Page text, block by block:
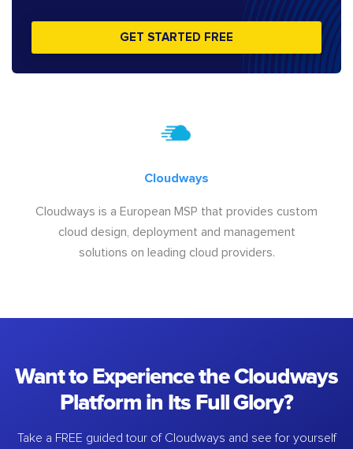
GET STARTED FREE
Cloudways
Cloudways is a European MSP that provides custom
cloud design, deployment and management
solutions on leading cloud providers.
Want to Experience the Cloudways
Platform in Its Full Glory?
Take a FREE guided tour of Cloudways and see for yourself